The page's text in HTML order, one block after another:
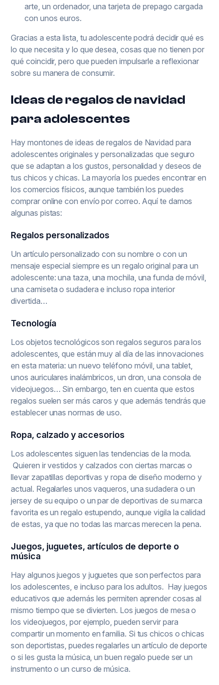
arte, un ordenador, una tarjeta de prepago cargada
con unos euros.
Gracias a esta lista, tu adolescente podrá decidir qué es
lo que necesita y lo que desea, cosas que no tienen por
qué coincidir, pero que pueden impulsarle a reflexionar
sobre su manera de consumir.
Ideas de regalos de navidad
para adolescentes
Hay montones de ideas de regalos de Navidad para
adolescentes originales y personalizadas que seguro
que se adaptan a los gustos, personalidad y deseos de
tus chicos y chicas. La mayoría los puedes encontrar en
los comercios físicos, aunque también los puedes
comprar online con envío por correo. Aquí te damos
algunas pistas:
Regalos personalizados
Un artículo personalizado con su nombre o con un
mensaje especial siempre es un regalo original para un
adolescente: una taza, una mochila, una funda de móvil,
una camiseta o sudadera e incluso ropa interior
divertida…
Tecnología
Los objetos tecnológicos son regalos seguros para los
adolescentes, que están muy al día de las innovaciones
en esta materia: un nuevo teléfono móvil, una tablet,
unos auriculares inalámbricos, un dron, una consola de
videojuegos… Sin embargo, ten en cuenta que estos
regalos suelen ser más caros y que además tendrás que
establecer unas normas de uso.
Ropa, calzado y accesorios
Los adolescentes siguen las tendencias de la moda.
Quieren ir vestidos y calzados con ciertas marcas o
llevar zapatillas deportivas y ropa de diseño moderno y
actual. Regalarles unos vaqueros, una sudadera o un
jersey de su equipo o un par de deportivas de su marca
favorita es un regalo estupendo, aunque vigila la calidad
de estas, ya que no todas las marcas merecen la pena.
Juegos, juguetes, artículos de deporte o
música
Hay algunos juegos y juguetes que son perfectos para
los adolescentes, e incluso para los adultos. Hay juegos
educativos que además les permiten aprender cosas al
mismo tiempo que se divierten. Los juegos de mesa o
los videojuegos, por ejemplo, pueden servir para
compartir un momento en familia. Si tus chicos o chicas
son deportistas, puedes regalarles un artículo de deporte
o si les gusta la música, un buen regalo puede ser un
instrumento o un curso de música.